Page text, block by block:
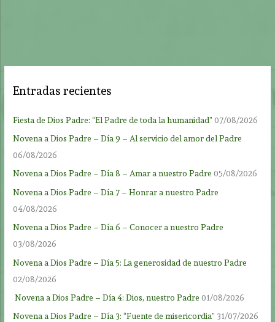
Entradas recientes
Fiesta de Dios Padre: “El Padre de toda la humanidad” 07/08/2026
Novena a Dios Padre – Día 9 – Al servicio del amor del Padre
06/08/2026
Novena a Dios Padre – Día 8 – Amar a nuestro Padre 05/08/2026
Novena a Dios Padre – Día 7 – Honrar a nuestro Padre
04/08/2026
Novena a Dios Padre – Día 6 – Conocer a nuestro Padre
03/08/2026
Novena a Dios Padre – Día 5: La generosidad de nuestro Padre
02/08/2026
Novena a Dios Padre – Día 4: Dios, nuestro Padre 01/08/2026
Novena a Dios Padre – Día 3: “Fuente de misericordia” 31/07/2026